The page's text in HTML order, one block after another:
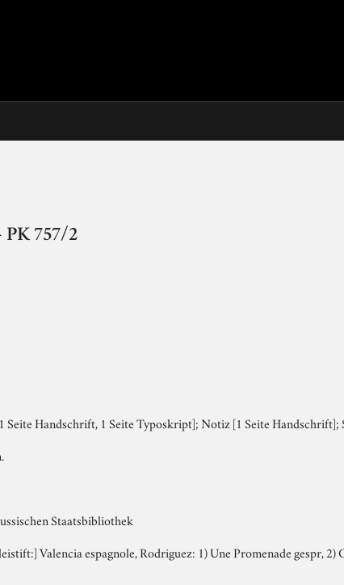
PK 757/2
Seite Handschrift, 1 Seite Typoskript]; Notiz [1 Seite
Staatsbibliothek
Valencia espagnole, Rodriguez: 1) Une Promenade gespr, 2)